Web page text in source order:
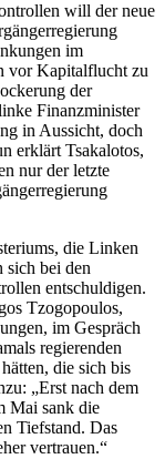
will der neue
im
vor Kapitalflucht zu
der
Finanzminister
in Aussicht, doch
erklärt Tsakalotos,
nur der letzte
die Linken
sich bei den
entschuldigen.
Tzogopoulos,
im Gespräch
regierenden
die sich bis
„Erst nach dem
Mai sank die
Tiefstand. Das
vertrauen.“